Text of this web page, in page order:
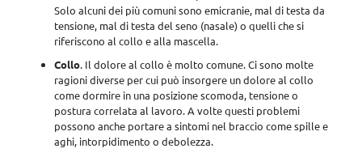
Solo alcuni dei più comuni sono emicranie, mal di testa da
tensione, mal di testa del seno (nasale) o quelli che si
riferiscono al collo e alla mascella.
Collo. Il dolore al collo è molto comune. Ci sono molte
ragioni diverse per cui può insorgere un dolore al collo
come dormire in una posizione scomoda, tensione o
postura correlata al lavoro. A volte questi problemi
possono anche portare a sintomi nel braccio come spille e
aghi, intorpidimento o debolezza.